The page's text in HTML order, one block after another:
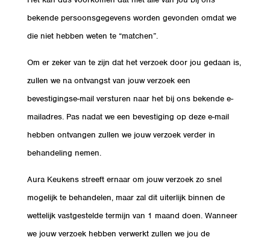
bekende persoonsgegevens worden gevonden omdat we
die niet hebben weten te “matchen”.
Om er zeker van te zijn dat het verzoek door jou gedaan is,
zullen we na ontvangst van jouw verzoek een
bevestigingse-mail versturen naar het bij ons bekende e-
mailadres. Pas nadat we een bevestiging op deze e-mail
hebben ontvangen zullen we jouw verzoek verder in
behandeling nemen.
Aura Keukens streeft ernaar om jouw verzoek zo snel
mogelijk te behandelen, maar zal dit uiterlijk binnen de
wettelijk vastgestelde termijn van 1 maand doen. Wanneer
we jouw verzoek hebben verwerkt zullen we jou de